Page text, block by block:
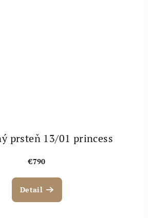
prsteň 13/01 princess
€790
Detail